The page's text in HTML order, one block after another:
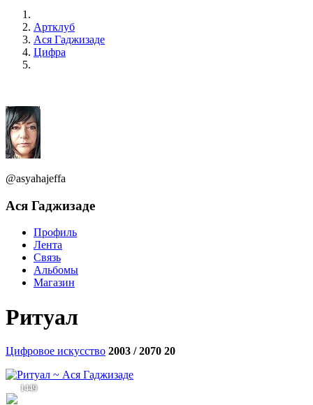
Артклуб
Aся Гаджизаде
Цифра
@asyahajeffa
Aся Гаджизаде
Профиль
Лента
Связь
Альбомы
Магазин
Ритуал
Цифровое искусство 2003 / 2070 20
1449